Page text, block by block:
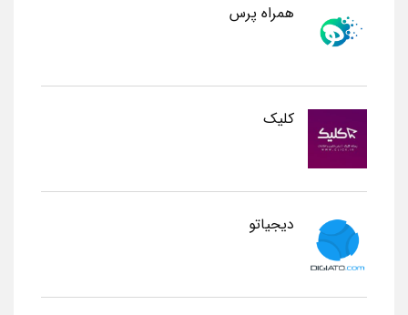
همراه پرس
کلیک
دیجیاتو